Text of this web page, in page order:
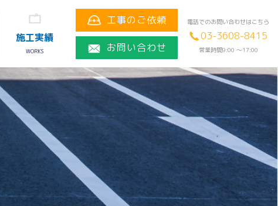
工事のご依頼
お問い合わせ
電話でのお問い合わせはこちら
03-3608-8415
営業時間9:00 〜17:00
施工実績
WORKS